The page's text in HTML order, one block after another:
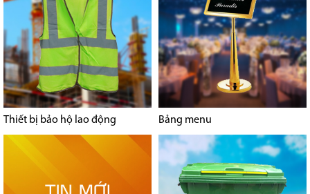
Thiết bị bảo hộ lao động Bảng menu